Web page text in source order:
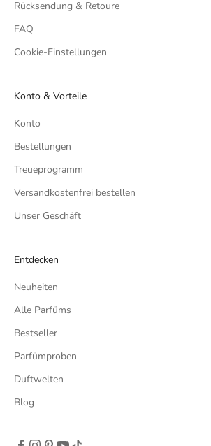
Rücksendung & Retoure
FAQ
Cookie-Einstellungen
Konto & Vorteile
Konto
Bestellungen
Treueprogramm
Versandkostenfrei bestellen
Unser Geschäft
Entdecken
Neuheiten
Alle Parfüms
Bestseller
Parfümproben
Duftwelten
Blog